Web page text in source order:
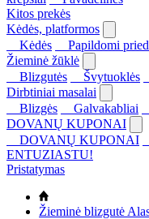
Kitos prekės
Kėdės, platformos
Kėdės
Papildomi
Žieminė žūklė
Blizgutės
Švytuoklės
Dirbtiniai masalai
Blizgės
Galvakabliai
DOVANŲ KUPONAI
DOVANŲ KUPONAI
ENTUZIASTU!
Pristatymas
Žieminė blizgutė